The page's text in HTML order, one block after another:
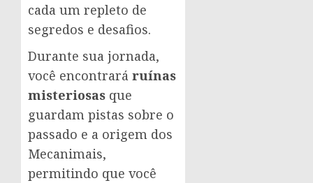
cada um repleto de
segredos e desafios.
Durante sua jornada,
você encontrará ruínas
misteriosas que
guardam pistas sobre o
passado e a origem dos
Mecanimais,
permitindo que você